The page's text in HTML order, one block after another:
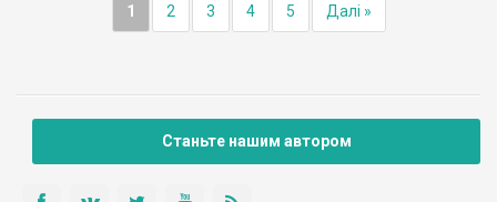
1 2 3 4 5 Далі »
Станьте нашим автором